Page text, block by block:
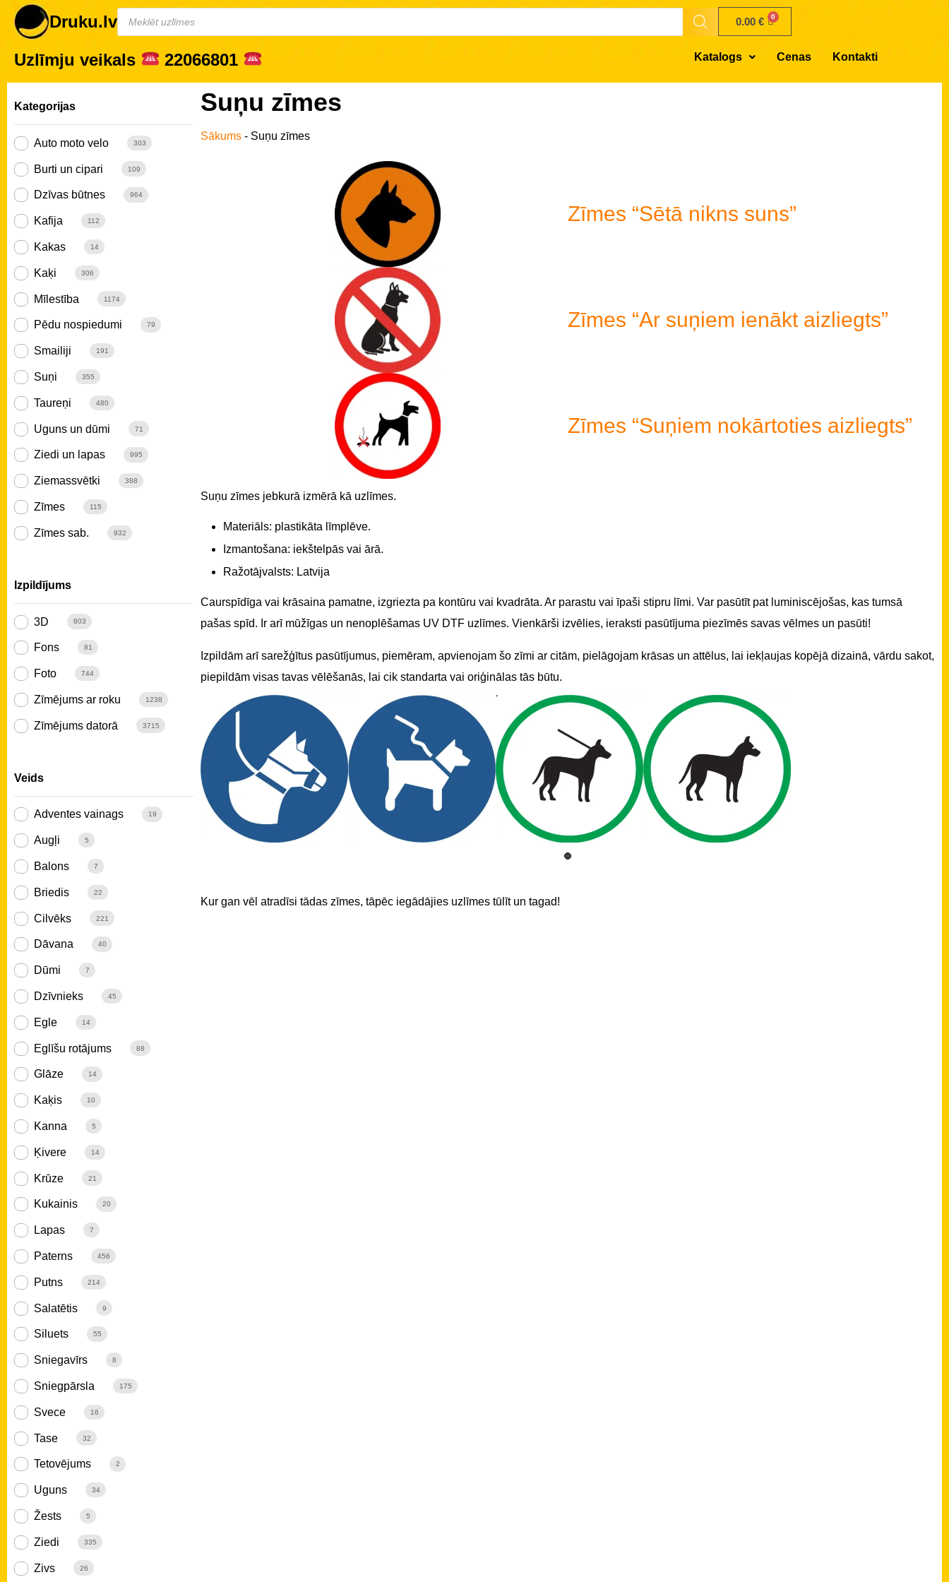
Druku.lv 0.00€
Uzlīmju veikals 22066801 Katalogs Cenas Kontakti
Kategorijas
Auto moto velo 303
Burti un cipari 109
Dzīvas būtnes 964
Kafija 112
Kakas 14
Kaķi 306
Mīlestība 1174
Pēdu nospiedumi 79
Smailiji 191
Suņi 355
Taureņi 480
Uguns un dūmi 71
Ziedi un lapas 995
Ziemassvētki 388
Zīmes 115
Zīmes sab. 932
Izpildījums
3D 803
Fons 81
Foto 744
Zīmējums ar roku 1238
Zīmējums datorā 3715
Veids
Adventes vainags 19
Augļi 5
Balons 7
Briedis 22
Cilvēks 221
Dāvana 40
Dūmi 7
Dzīvnieks 45
Egle 14
Eglīšu rotājums 88
Glāze 14
Kaķis 10
Kanna 5
Ķivere 14
Krūze 21
Kukainis 20
Lapas 7
Paterns 456
Putns 214
Salatētis 9
Siluets 55
Sniegavīrs 8
Sniegpārsla 175
Svece 16
Tase 32
Tetovējums 2
Uguns 34
Žests 5
Ziedi 335
Zivs 26
Suņu zīmes
Sākums- Suņu zīmes
Zīmes “Sētā nikns suns”
Zīmes “Ar suņiem ienākt aizliegts”
Zīmes “Suņiem nokārtoties aizliegts”
Suņu zīmes jebkurā izmērā kā uzlīmes.
Materiāls: plastikāta līmplēve.
Izmantošana: iekštelpās vai ārā.
Ražotājvalsts: Latvija
Caurspīdīga vai krāsaina pamatne, izgriezta pa kontūru vai kvadrāta. Ar parastu vai īpaši stipru līmi. Var pasūtīt pat luminiscējošas, kas tumsā
pašas spīd. Ir arī mūžīgas un nenoplēšamas UV DTF uzlīmes. Vienkārši izvēlies, ieraksti pasūtījuma piezīmēs savas vēlmes un pasūti!
Izpildām arī sarežģītus pasūtījumus, piemēram, apvienojam šo zīmi ar citām, pielāgojam krāsas un attēlus, lai iekļaujas kopējā dizainā, vārdu sakot,
piepildām visas tavas vēlēšanās, lai cik standarta vai oriģinālas tās būtu.
Kur gan vēl atradīsi tādas zīmes, tāpēc iegādājies uzlīmes tūlīt un tagad!